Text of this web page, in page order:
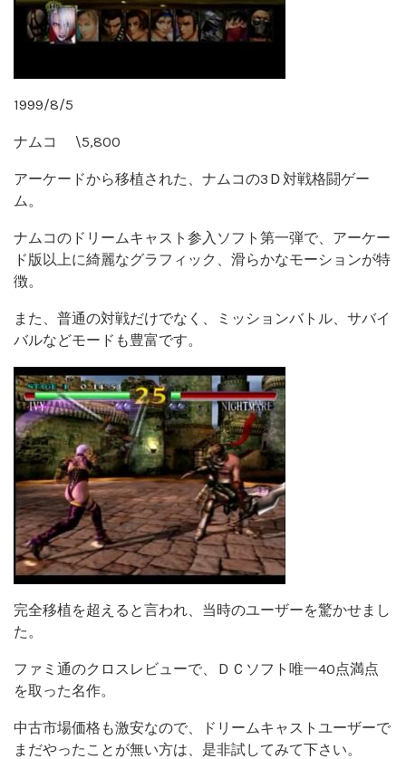
1999/8/5
ナムコ \5,800
アーケードから移植された、ナムコの3Ｄ対戦格闘ゲー
ム。
ナムコのドリームキャスト参入ソフト第一弾で、アーケー
ド版以上に綺麗なグラフィック、滑らかなモーションが特
徴。
また、普通の対戦だけでなく、ミッションバトル、サバイ
バルなどモードも豊富です。
完全移植を超えると言われ、当時のユーザーを驚かせまし
た。
ファミ通のクロスレビューで、ＤＣソフト唯一40点満点
を取った名作。
中古市場価格も激安なので、ドリームキャストユーザーで
まだやったことが無い方は、是非試してみて下さい。